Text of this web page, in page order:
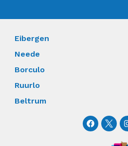
Eibergen
Neede
Borculo
Ruurlo
Beltrum
F
a
c